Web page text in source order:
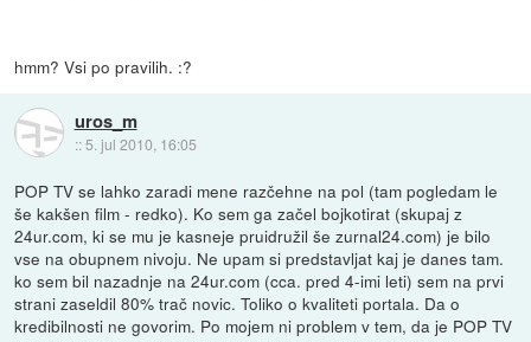
hmm? Vsi po pravilih. :?
uros_m
:: 5. jul 2010, 16:05
POP TV se lahko zaradi mene razčehne na pol (tam pogledam le
še kakšen film - redko). Ko sem ga začel bojkotirat (skupaj z
24ur.com, ki se mu je kasneje pruidružil še zurnal24.com) je bilo
vse na obupnem nivoju. Ne upam si predstavljat kaj je danes tam.
ko sem bil nazadnje na 24ur.com (cca. pred 4-imi leti) sem na prvi
strani zaseldil 80% trač novic. Toliko o kvaliteti portala. Da o
kredibilnosti ne govorim. Po mojem ni problem v tem, da je POP TV